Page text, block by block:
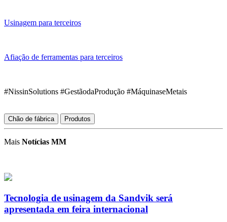
Usinagem para terceiros
Afiação de ferramentas para terceiros
#NissinSolutions #GestãodaProdução #MáquinaseMetais
Chão de fábrica Produtos
Mais Notícias MM
Tecnologia de usinagem da Sandvik será
apresentada em feira internacional